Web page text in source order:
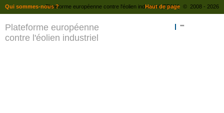
Plateforme européenne
contre l'éolien industriel
""
Plateforme européenne contre l'éolien industriel (EPAW) © 2008 - 2026
Haut de page
Qui sommes-nous ?